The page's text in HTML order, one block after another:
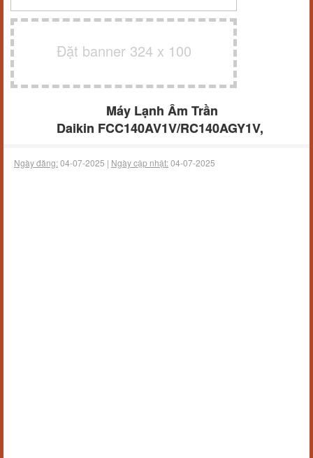
Đặt banner 324 x 100
Máy Lạnh Âm Trần
Daikin FCC140AV1V/RC140AGY1V,
Ngày đăng:04-07-2025 | Ngày cập nhật:04-07-2025